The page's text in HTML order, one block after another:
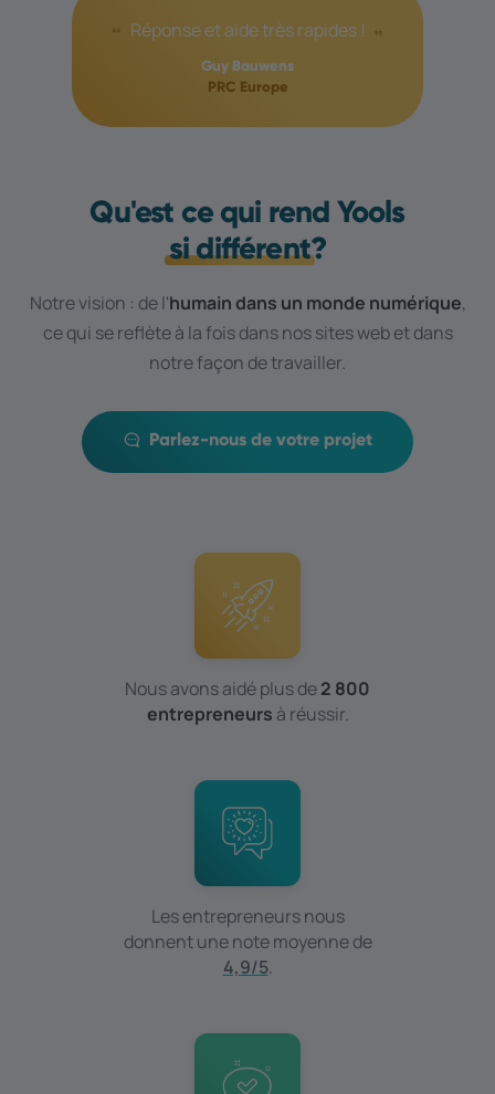
Qu'est ce qui rend Yools
si différent?
Notre vision : de l'humain dans un monde numérique,
ce qui se reflète à la fois dans nos sites web et dans
notre façon de travailler.
Parlez-nous de votre projet
Réponse et aide très rapides !
Guy Bauwens
PRC Europe
Nous avons aidé plus de2 800
entrepreneurs à réussir.
Les entrepreneurs nous
donnent une note moyenne de
4,9/5.